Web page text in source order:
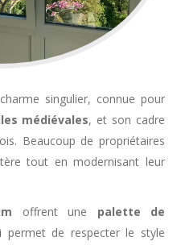
singulier, connue pour
médiévales, et son cadre
Beaucoup de propriétaires
tout en modernisant leur
offrent une palette de
permet de respecter le style